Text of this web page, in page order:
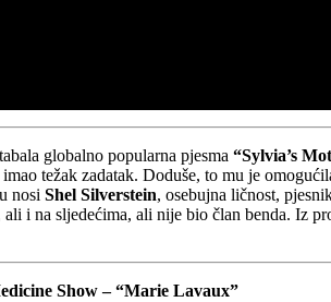
globalno popularna pjesma “Sylvia’s
težak zadatak. Doduše, to mu je
nosi Shel Silverstein, osebujna ličnost,
i na sljedećima, ali nije bio član benda. Iz
Show – “Marie Lavaux”